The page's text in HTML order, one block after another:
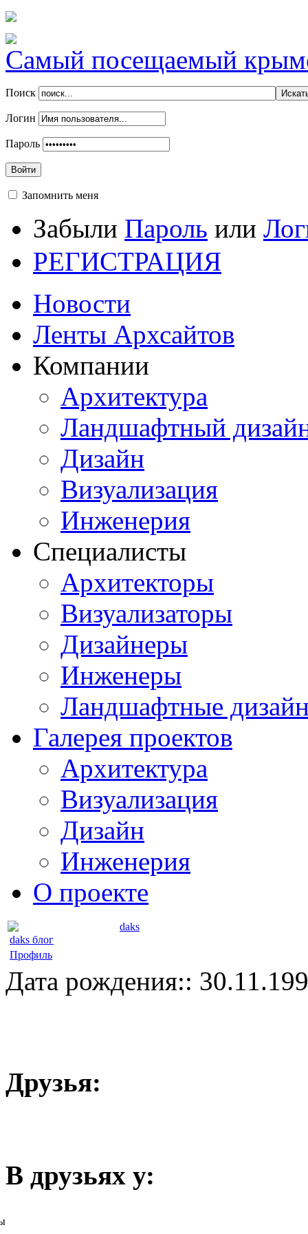
Самый посещаемый
Поиск
Логин
Пароль
Войти
Запомнить меня
Забыли Пароль или
РЕГИСТРАЦИЯ
Новости
Ленты Архсайтов
Компании
Архитектура
Ландшафтный
Дизайн
Визуализация
Инженерия
Специалисты
Архитекторы
Визуализаторы
Дизайнеры
Инженеры
Ландшафтные
Галерея проектов
Архитектура
Визуализация
Дизайн
Инженерия
О проекте
daks блог
Профиль
daks
Дата рождения::
Друзья:
В друзьях у: